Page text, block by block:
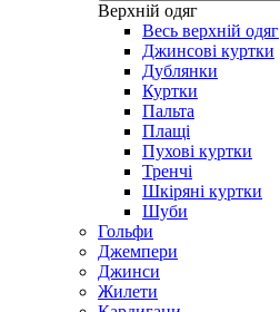
Верхній одяг
Весь верхній одяг
Джинсові куртки
Дублянки
Куртки
Пальта
Плащі
Пухові куртки
Тренчі
Шкіряні куртки
Шуби
Гольфи
Джемпери
Джинси
Жилети